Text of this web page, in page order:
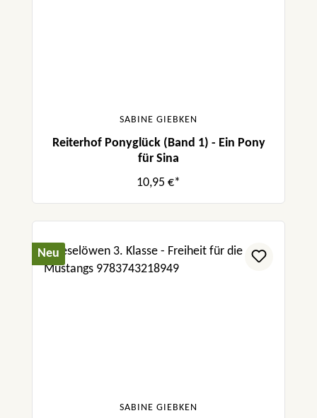
SABINE GIEBKEN
Reiterhof Ponyglück (Band 1) - Ein Pony
für Sina
10,95 €*
Neu
SABINE GIEBKEN